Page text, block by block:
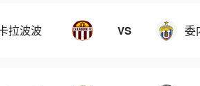
拉波波 VS 委